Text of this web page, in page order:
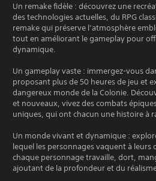
Un remake fidèle : découvrez une
des technologies actuelles, du RPG
remake qui préserve l’atmosphère
tout en améliorant le gameplay pour
dynamique.
Un gameplay vaste : immergez-vous
proposant plus de 50 heures de jeu et
dangereux monde de la Colonie.
et nouveaux, vivez des combats
uniques, qui ont chacun une histoire à
Un monde vivant et dynamique :
lequel les personnages vaquent à
chaque personnage travaille, dort,
ajoutant de la profondeur et du